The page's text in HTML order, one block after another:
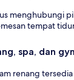
menghubungi
tempat
spa, dan
renang